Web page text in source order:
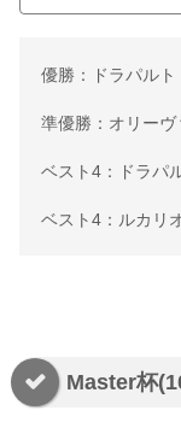
優勝：ドラパルト
準優勝：オリーヴ
ベスト4：ドラパ
ベスト4：ルカリ
Master杯